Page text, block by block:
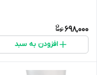
698,000
افزودن به سبد